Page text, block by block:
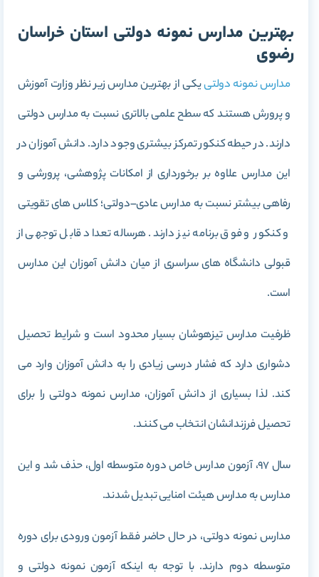
بهترین مدارس نمونه دولتی استان خراسان
رضوی
مدارس نمونه دولتییکی از بهترین مدارس زیر نظر وزارت آموزش
و پرورش هستند که سطح علمی بالاتری نسبت به مدارس دولتی
دارند. در حیطه کنکور تمرکز بیشتری وجود دارد. دانش آموزان در
این مدارس علاوه بر برخورداری از امکانات پژوهشی، پرورشی و
رفاهی بیشتر نسبت به مدارس عادی–دولتی؛ کلاس های تقویتی
و کنکور و فوق برنامه نیز دارند. هرساله تعداد قابل توجهی از
قبولی دانشگاه های سراسری از میان دانش آموزان این مدارس
است.
ظرفیت مدارس تیزهوشان بسیار محدود است و شرایط تحصیل
دشواری دارد که فشار درسی زیادی را به دانش آموزان وارد می
کند. لذا بسیاری از دانش آموزان، مدارس نمونه دولتی را برای
تحصیل فرزندانشان انتخاب می کنند.
سال 97، آزمون مدارس خاص دوره متوسطه اول، حذف شد و این
مدارس به مدارس هیئت امنایی تبدیل شدند.
مدارس نمونه دولتی، در حال حاضر فقط آزمون ورودی برای دوره
متوسطه دوم دارند. با توجه به اینکه آزمون نمونه دولتی و